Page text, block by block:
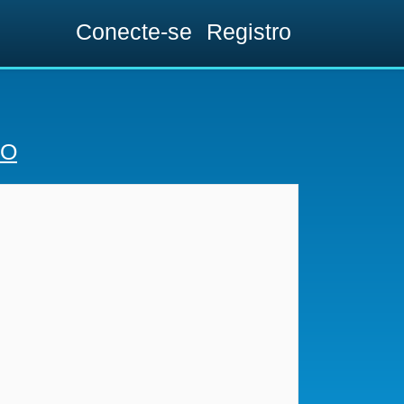
Conecte-se Registro